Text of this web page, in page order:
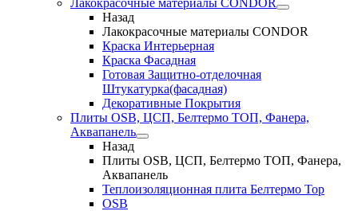
Лакокрасочные материалы CONDOR
Назад
Лакокрасочные материалы CONDOR
Краска Интерьерная
Краска Фасадная
Готовая Защитно-отделочная
Штукатурка(фасадная)
Декоративные Покрытия
Плиты OSB, ЦСП, Белтермо ТОП, Фанера,
Аквапанель
Назад
Плиты OSB, ЦСП, Белтермо ТОП, Фанера,
Аквапанель
Теплоизоляционная плита Белтермо Top
OSB